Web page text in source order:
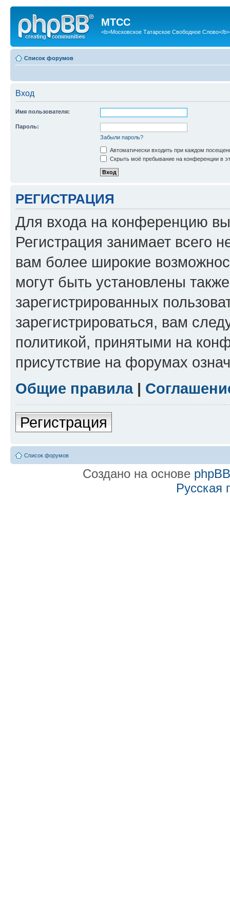
МТСС
<b>Московское Татарское Свободное Слово</b>
Список форумов
Вход
Имя пользователя:
Пароль:
Забыли пароль?
Автоматически входить при каждом
Скрыть моё пребывание на конференции в
РЕГИСТРАЦИЯ
Для входа на конференцию
Регистрация занимает всего
вам более широкие
могут быть установлены
зарегистрированных
зарегистрироваться, вам
политикой, принятыми на
присутствие на форумах
Общие правила|
Регистрация
Список форумов
Создано на основе phpBB
Русская